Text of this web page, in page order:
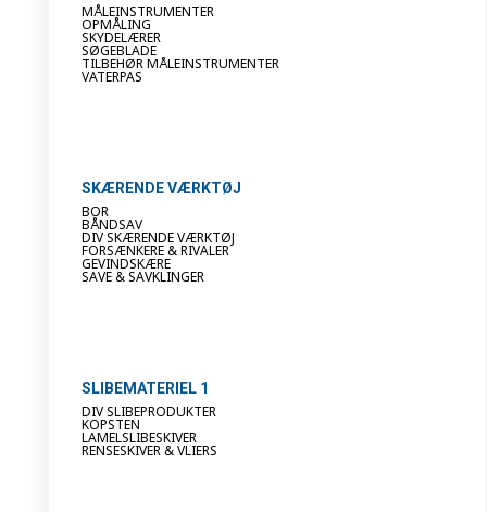
MÅLEINSTRUMENTER
OPMÅLING
SKYDELÆRER
SØGEBLADE
TILBEHØR MÅLEINSTRUMENTER
VATERPAS
SKÆRENDE VÆRKTØJ
BOR
BÅNDSAV
DIV SKÆRENDE VÆRKTØJ
FORSÆNKERE & RIVALER
GEVINDSKÆRE
SAVE & SAVKLINGER
SLIBEMATERIEL 1
DIV SLIBEPRODUKTER
KOPSTEN
LAMELSLIBESKIVER
RENSESKIVER & VLIERS